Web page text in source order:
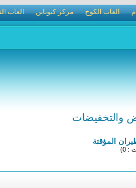
العاب الكوخ مركز كيوناين العاب
والتخفيضات
المؤقتة
0)